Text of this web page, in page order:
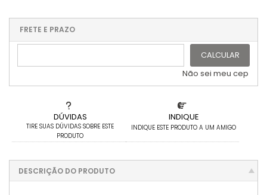
DÚVIDAS
TIRE SUAS DÚVIDAS SOBRE ESTE
PRODUTO
INDIQUE
INDIQUE ESTE PRODUTO A UM AMIGO
...
...
FRETE E PRAZO
CALCULAR
Não sei meu cep
DESCRIÇÃO DO PRODUTO